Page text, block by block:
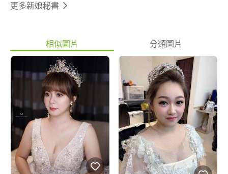
更多新娘秘書
相似圖片 分類圖片